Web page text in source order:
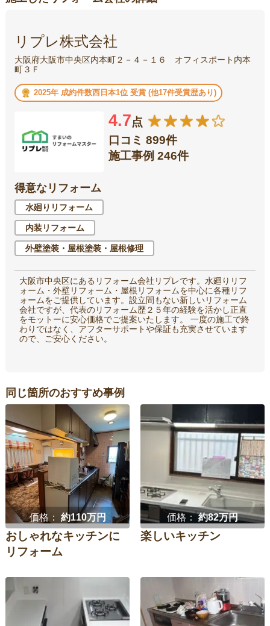
リプレ株式会社
大阪府大阪市中央区内本町２－４－１６ オフィスポート内本
町３Ｆ
2025年 成約件数西日本1位 受賞 (他17件受賞歴あり)
4.7点
口コミ 899件
施工事例 246件
得意なリフォーム
水廻りリフォーム
内装リフォーム
外壁塗装・屋根塗装・屋根修理
大阪市中央区にあるリフォーム会社リプレです。水廻りリフ
ォーム・外壁リフォーム・屋根リフォームを中心に各種リフ
ォームをご提供しています。設立間もない新しいリフォーム
会社ですが、代表のリフォーム歴２５年の経験を活かし正直
をモットーに安心価格でご提案いたします。 一度の施工で終
わりではなく、アフターサポートや保証も充実させています
ので、ご安心ください。
同じ箇所のおすすめ事例
価格： 約110万円
おしゃれなキッチンに
リフォーム
価格：約82万円
楽しいキッチン